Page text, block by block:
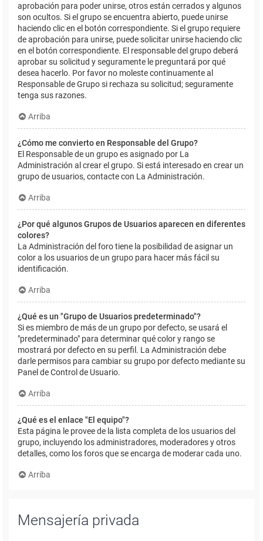
aprobación para poder unirse, otros están cerrados y algunos
son ocultos. Si el grupo se encuentra abierto, puede unirse
haciendo clic en el botón correspondiente. Si el grupo requiere
de aprobación para unirse, puede solicitar unirse haciendo clic
en el botón correspondiente. El responsable del grupo deberá
aprobar su solicitud y seguramente le preguntará por qué
desea hacerlo. Por favor no moleste continuamente al
Responsable de Grupo si rechaza su solicitud; seguramente
tenga sus razones.
Arriba
¿Cómo me convierto en Responsable del Grupo?
El Responsable de un grupo es asignado por La
Administración al crear el grupo. Si está interesado en crear un
grupo de usuarios, contacte con La Administración.
Arriba
¿Por qué algunos Grupos de Usuarios aparecen en diferentes
colores?
La Administración del foro tiene la posibilidad de asignar un
color a los usuarios de un grupo para hacer más fácil su
identificación.
Arriba
¿Qué es un "Grupo de Usuarios predeterminado"?
Si es miembro de más de un grupo por defecto, se usará el
"predeterminado" para determinar qué color y rango se
mostrará por defecto en su perfil. La Administración debe
darle permisos para cambiar su grupo por defecto mediante su
Panel de Control de Usuario.
Arriba
¿Qué es el enlace "El equipo"?
Esta página le provee de la lista completa de los usuarios del
grupo, incluyendo los administradores, moderadores y otros
detalles, como los foros que se encarga de moderar cada uno.
Arriba
Mensajería privada